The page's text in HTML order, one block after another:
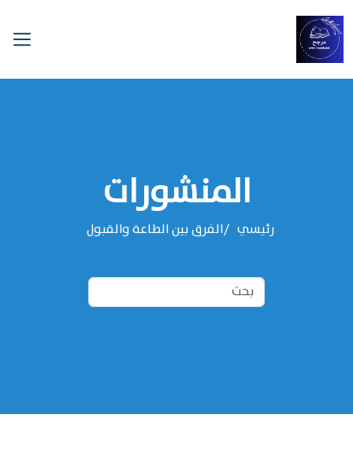
المنشورات
رئيسي الفرق بين الطاعة والقبول